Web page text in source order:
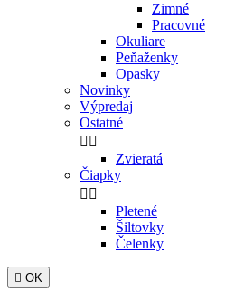
Zimné
Pracovné
Okuliare
Peňaženky
Opasky
Novinky
Výpredaj
Ostatné
 
Zvieratá
Čiapky
 
Pletené
Šiltovky
Čelenky
 OK